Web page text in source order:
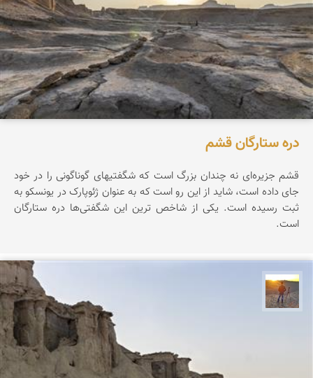
دره ستارگان قشم
قشم جزیره‌ای نه چندان بزرگ است که شگفتیهای گوناگونی را در خود
جای داده است، شاید از این رو است که به عنوان ژئوپارک در یونسکو به
ثبت رسیده است. یکی از شاخص ترین این شگفتی‌ها دره ستارگان
است.